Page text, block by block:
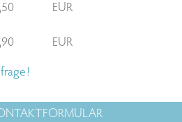
EUR
EUR